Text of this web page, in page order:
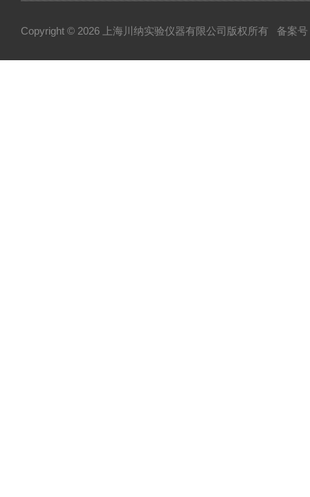
Copyright © 2026 上海川纳实验仪器有限公司版权所有 备案号